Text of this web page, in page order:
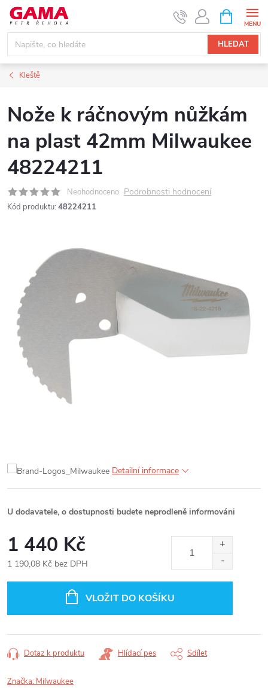
Přejít
obsah
HLEDAT
NÁKUPNÍ
KOŠÍK
Kleště
Nože k ráčnovým nůžkám
na plast 42mm Milwaukee
48224211
Neohodnoceno Podrobnosti hodnocení
Kód produktu: 48224211
Detailní informace
U dodavatele, o dostupnosti budete neprodleně informováni
1 440 Kč
1 190,08 Kč bez DPH
VLOŽIT DO KOŠÍKU
Dotaz k produktu Hlídací pes Sdílet
Značka: Milwaukee